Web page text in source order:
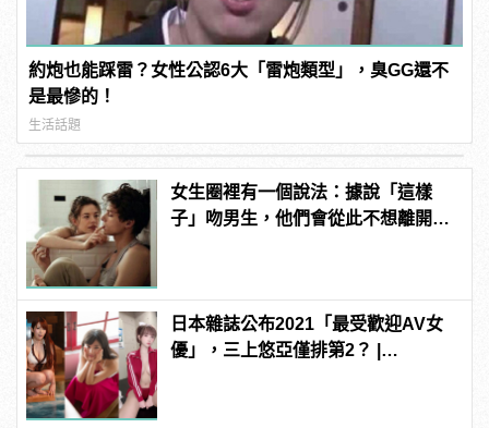
約炮也能踩雷？女性公認6大「雷炮類型」，臭GG還不
是最慘的！
生活話題
女生圈裡有一個說法：據說「這樣
子」吻男生，他們會從此不想離開自
日本雜誌公布2021「最受歡迎AV女
優」，三上悠亞僅排第2？ |